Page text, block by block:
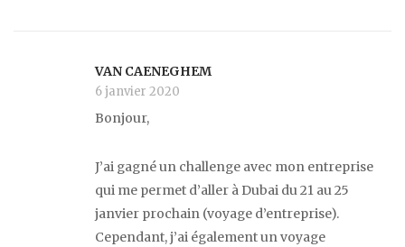
VAN CAENEGHEM
6 janvier 2020
Bonjour,
J’ai gagné un challenge avec mon entreprise
qui me permet d’aller à Dubai du 21 au 25
janvier prochain (voyage d’entreprise).
Cependant, j’ai également un voyage